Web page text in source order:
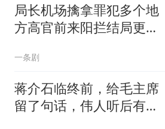
局长机场擒拿罪犯多个地
方高官前来阳拦结局更引
一条剧
蒋介石临终前，给毛主席
留了句话，伟人听后有什